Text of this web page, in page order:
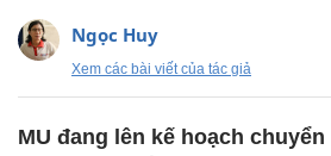
Ngọc Huy
Xem các bài viết của tác giả
MU đang lên kế hoạch